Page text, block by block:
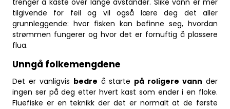
tilgivende for feil og vil også lære deg det aller
grunnleggende: hvor fisken kan befinne seg, hvordan
strømmen fungerer og hvor det er fornuftig å plassere
flua.
Unngå folkemengdene
Det er vanligvis bedre å starte på roligere vann der
ingen ser på deg etter hvert kast som ender i en floke.
Fluefiske er en teknikk der det er normalt at de første